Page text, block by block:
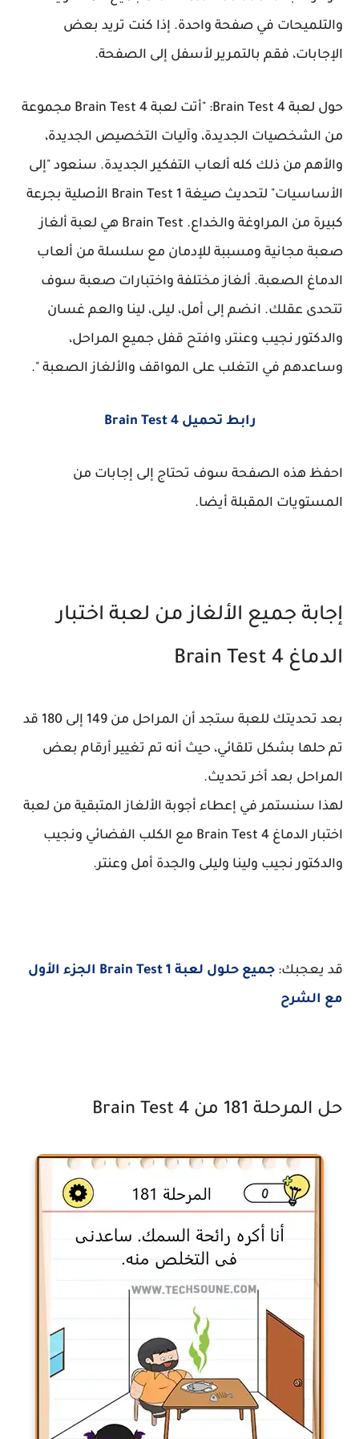
والتلميحات في صفحة واحدة. إذا كنت تريد بعض
الإجابات، فقم بالتمرير لأسفل إلى الصفحة.
حول لعبة Brain Test 4: "أتت لعبة Brain Test 4 مجموعة
من الشخصيات الجديدة، وآليات التخصيص الجديدة،
والأهم من ذلك كله ألعاب التفكير الجديدة. سنعود "إلى
الأساسيات" لتحديث صيغة Brain Test 1 الأصلية بجرعة
كبيرة من المراوغة والخداع. Brain Test هي لعبة ألغاز
صعبة مجانية ومسببة للإدمان مع سلسلة من ألعاب
الدماغ الصعبة. ألغاز مختلفة واختبارات صعبة سوف
تتحدى عقلك. انضم إلى أمل، ليلى، لينا والعم غسان
والدكتور نجيب وعنتر، وافتح قفل جميع المراحل،
وساعدهم في التغلب على المواقف والألغاز الصعبة ".
رابط تحميل Brain Test 4
احفظ هذه الصفحة سوف تحتاج إلى إجابات من
المستويات المقبلة أيضا.
إجابة جميع الألغاز من لعبة اختبار
الدماغ Brain Test 4
بعد تحديتك للعبة ستجد أن المراحل من 149 إلى 180 قد
تم حلها بشكل تلقائي، حيث أنه تم تغيير أرقام بعض
المراحل بعد أخر تحديث.
لهذا سنستمر في إعطاء أجوبة الألغاز المتبقية من لعبة
اختبار الدماغ Brain Test 4 مع الكلب الفضائي ونجيب
والدكتور نجيب ولينا وليلى والجدة أمل وعنتر.
قد يعجبك:
جميع حلول لعبة Brain Test 1 الجزء الأول
مع الشرح
حل المرحلة 181 من Brain Test 4